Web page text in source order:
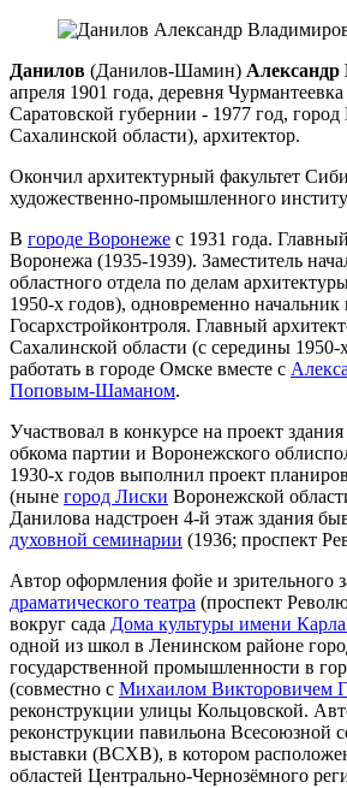
Данилов (Данилов-Шамин)
апреля 1901 года, деревня
Саратовской губернии - 1977 год, город
Сахалинской области), архитектор.
Окончил архитектурный факультет
художественно-промышленного
В городе Воронеже с 1931 года.
Воронежа (1935-1939). Заместитель
областного отдела по делам
1950-х годов), одновременно
Госархстройконтроля. Главный
Сахалинской области (с середины
работать в городе Омске вместе с
Поповым-Шаманом.
Участвовал в конкурсе на проект
обкома партии и Воронежского
1930-х годов выполнил проект
(ныне город Лиски Воронежской
Данилова надстроен 4-й этаж здания
духовной семинарии (1936; проспект
Автор оформления фойе и зрительного
драматического театра (проспект
вокруг сада Дома культуры имени
одной из школ в Ленинском районе
государственной промышленности в
(совместно с Михаилом Викторовичем
реконструкции улицы Кольцовской.
реконструкции павильона Всесоюзной
выставки (ВСХВ), в котором
областей Центрально-Чернозёмного